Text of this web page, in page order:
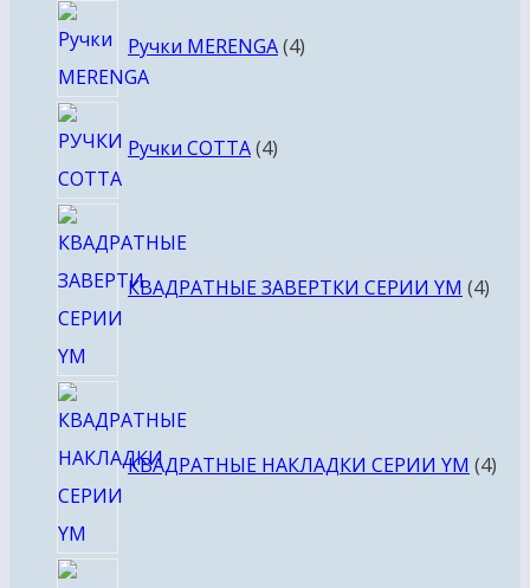
Ручки MERENGA 4товара
Ручки COTTA 4товара
КВАДРАТНЫЕ ЗАВЕРТКИ СЕРИИ YM 4
КВАДРАТНЫЕ НАКЛАДКИ СЕРИИ YM 4